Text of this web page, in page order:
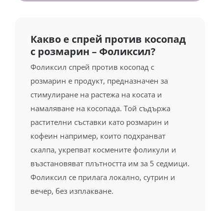
Какво е спрей против косопад
с розмарин – Фоликсил?
Фоликсил спрей против косопад с
розмарин е продукт, предназначен за
стимулиране на растежа на косата и
намаляване на косопада. Той съдържа
растителни съставки като розмарин и
кофеин например, които подхранват
скалпа, укрепват космените фоликули и
възстановяват плътността им за 5 седмици.
Фоликсил се прилага локално, сутрин и
вечер, без изплакване.